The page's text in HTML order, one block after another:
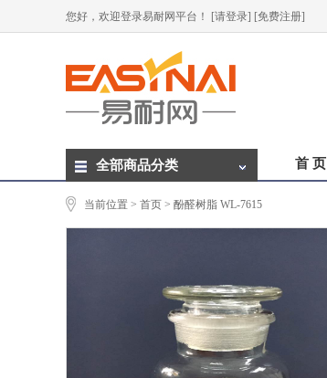
您好，欢迎登录易耐网平台！ [请登录] [免费注册]
全部商品分类 首 页
当前位置 > 首页 > 酚醛树脂 WL-7615